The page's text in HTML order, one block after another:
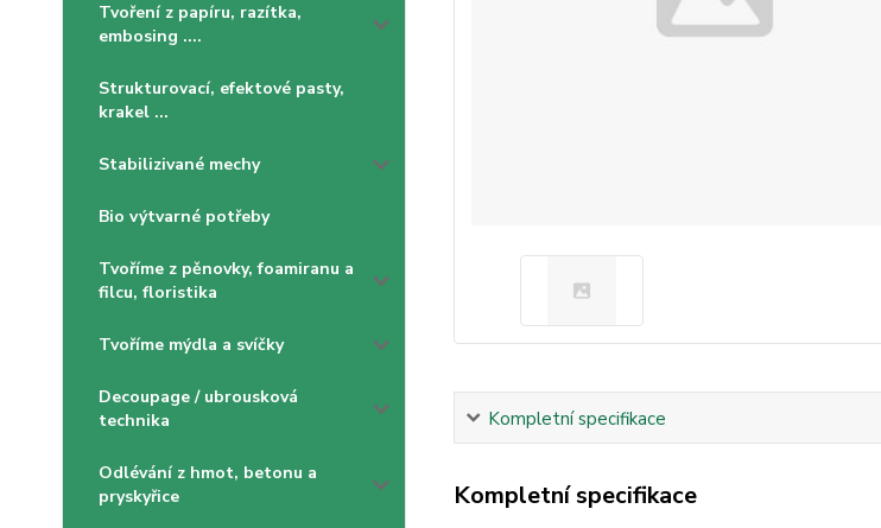
Tvoření z papíru, razítka,
embosing ....
Strukturovací, efektové pasty,
krakel ...
Stabilizivané mechy
Bio výtvarné potřeby
Tvoříme z pěnovky, foamiranu a
filcu, floristika
Tvoříme mýdla a svíčky
Decoupage / ubrousková
technika
Odlévání z hmot, betonu a
pryskyřice
Kompletní specifikace
Kompletní specifikace